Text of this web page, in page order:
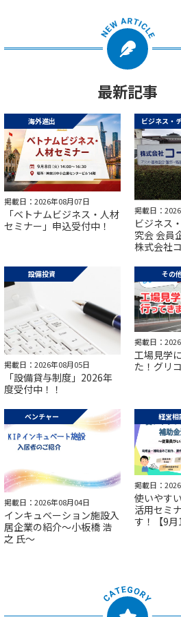
最新記事
海外進出
掲載日：2026年08月07日
「ベトナムビジネス・人材
セミナー」申込受付中！
ビジネス・
掲載日：
ビジネス
究会 会員
株式会社
設備投資
掲載日：2026年08月05日
「設備貸与制度」2026年
度受付中！！
その
掲載日：
工場見学
た！グリ
ベンチャー
掲載日：2026年08月04日
インキュベーション施設入
居企業の紹介～小板橋 浩
之 氏～
経営相
掲載日：
使いやす
活用セミ
す！【9月